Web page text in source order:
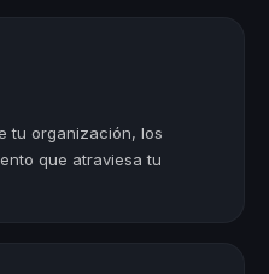
tu organización, los
que atraviesa tu